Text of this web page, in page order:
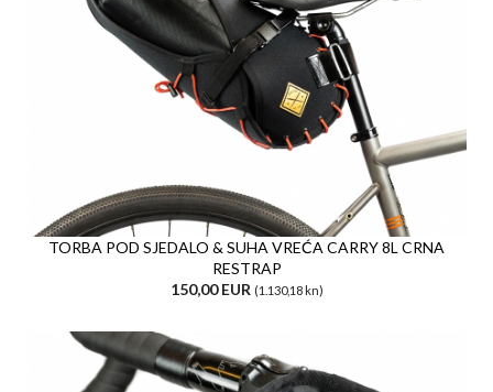
TORBA POD SJEDALO & SUHA VREĆA CARRY 8L CRNA
RESTRAP
150,00 EUR (1.130,18 kn)